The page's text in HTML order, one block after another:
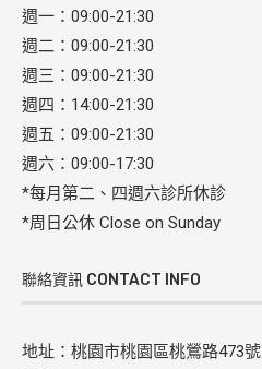
週一：09:00-21:30
週二：09:00-21:30
週三：09:00-21:30
週四：14:00-21:30
週五：09:00-21:30
週六：09:00-17:30
*每月第二、四週六診所休診
*周日公休 Close on Sunday
聯絡資訊 CONTACT INFO
地址：桃園市桃園區桃鶯路473號